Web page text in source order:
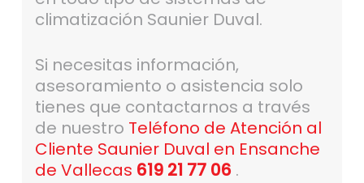
climatización Saunier Duval.
Si necesitas información,
asesoramiento o asistencia solo
tienes que contactarnos a través
de nuestro Teléfono de Atención al
Cliente Saunier Duval en Ensanche
de Vallecas 619 21 77 06 .